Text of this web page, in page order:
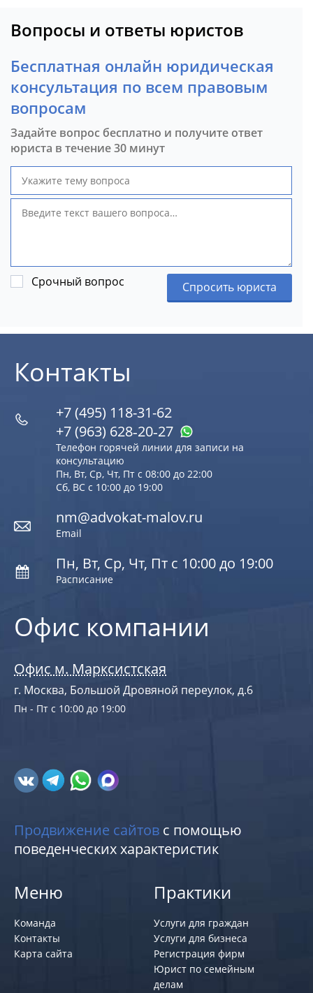
Вопросы и ответы юристов
Бесплатная онлайн юридическая
консультация по всем правовым
вопросам
Задайте вопрос бесплатно и получите ответ
юриста в течение 30 минут
Срочный вопрос Спросить юриста
Офис компании
Офис м. Марксистская
г. Москва, Большой Дровяной переулок, д.6
Пн - Пт с 10:00 до 19:00
Контакты
+7 (495) 118-31-62
+7 (963) 628‑20‑27
Телефон горячей линии для записи на
консультацию
Пн, Вт, Ср, Чт, Пт с 08:00 до 22:00
Сб, ВС с 10:00 до 19:00
nm@advokat-malov.ru
Email
Пн, Вт, Ср, Чт, Пт с 10:00 до 19:00
Расписание
Продвижение сайтов с помощью
поведенческих характеристик
Меню
Команда
Контакты
Карта сайта
Практики
Услуги для граждан
Услуги для бизнеса
Регистрация фирм
Юрист по семейным
делам